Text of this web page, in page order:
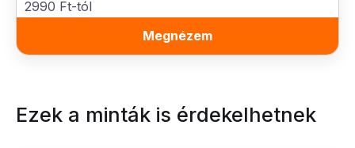
2990 Ft-tól
Megnézem
Ezek a minták is érdekelhetnek